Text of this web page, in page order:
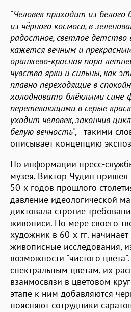
"Человек приходит из белого
из чёрного космоса, в
радостное, светлое детство
кажется вечным и
оранжево-красная пора
чувства ярки и сильны, как
плавно переходящие в
холодновато-блёклыми
перетекающими в серые
уходит человек, закончив
белую вечность", - такими
описывает концепцию
По информации пресс-
музея, Виктор Чудин пришел
50-х годов прошлого
давление идеологической
диктовала строгие
живописи. По мере своего
художник в 60-х гг.
живописные исследования,
возможности "чистого
спектральным цветам, их
взаимосвязи в цветовом
этапе к ним добавляются
поясняют сотрудники